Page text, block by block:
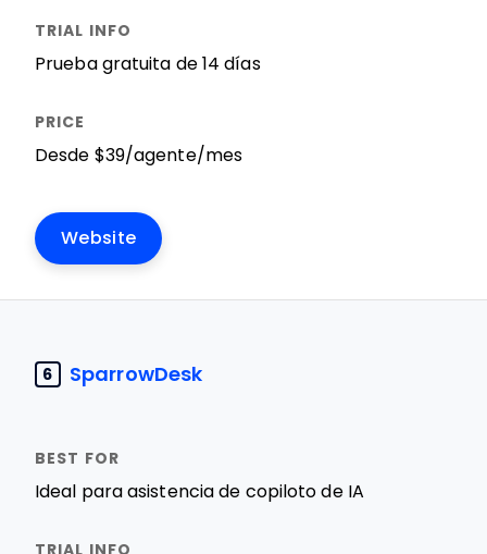
Prueba gratuita de 14 días
Desde $39/agente/mes
Website
6 SparrowDesk
Ideal para asistencia de copiloto de IA